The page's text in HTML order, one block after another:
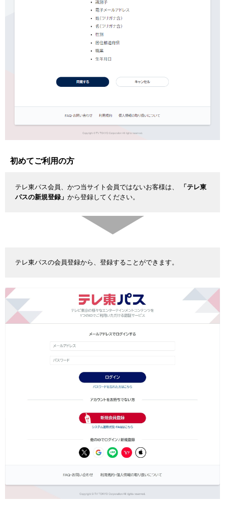
初めてご利用の方
テレ東パス会員、かつ当サイト会員ではないお客様は、
「テレ東
パスの新規登録」 から登録してください。
テレ東パスの会員登録から、登録することができます。